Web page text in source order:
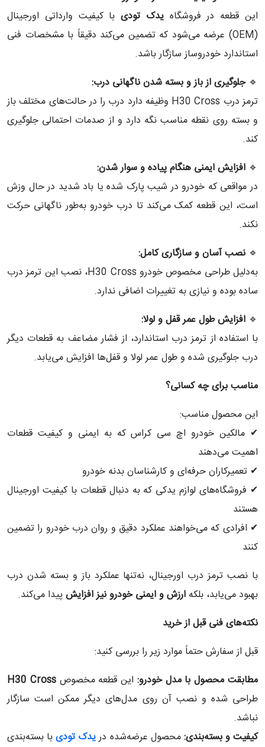
این قطعه در فروشگاهیدک تودیبا کیفیت وارداتی اورجینال
(OEM) عرضه می‌شود که تضمین می‌کند دقیقاً با مشخصات فنی
استاندارد خودروساز سازگار باشد.
🔹جلوگیری از باز و بسته شدن ناگهانی درب:
ترمز درب H30 Cross وظیفه دارد درب را در حالت‌های مختلف باز
و بسته روی نقطه مناسب نگه دارد و از صدمات احتمالی جلوگیری
کند.
🔹 افزایش ایمنی هنگام پیاده و سوار شدن:
در مواقعی که خودرو در شیب پارک شده یا باد شدید در حال وزش
است، این قطعه کمک می‌کند تا درب‌ خودرو به‌طور ناگهانی حرکت
نکند.
🔹 نصب آسان و سازگاری کامل:
به‌دلیل طراحی مخصوص خودرو H30 Cross، نصب این ترمز درب
ساده بوده و نیازی به تغییرات اضافی ندارد.
🔹 افزایش طول عمر قفل و لولا:
با استفاده از ترمز درب استاندارد، از فشار مضاعف به قطعات دیگر
درب جلوگیری شده و طول عمر لولا و قفل‌ها افزایش می‌یابد.
مناسب برای چه کسانی؟
این محصول مناسب:
✔ مالکین خودرو اچ سی کراس که به ایمنی و کیفیت قطعات
اهمیت می‌دهند
✔ تعمیرکاران حرفه‌ای و کارشناسان بدنه خودرو
✔ فروشگاه‌های لوازم یدکی که به دنبال قطعات با کیفیت اورجینال
هستند
✔ افرادی که می‌خواهند عملکرد دقیق و روان درب‌ خودرو را تضمین
کنند
با نصب ترمز درب اورجینال، نه‌تنها عملکرد باز و بسته شدن درب
بهبود می‌یابد، بلکه ارزش و ایمنی خودرو نیز افزایش پیدا می‌کند.
نکته‌های فنی قبل از خرید
قبل از سفارش حتماً موارد زیر را بررسی کنید:
مطابقت محصول با مدل خودرو: این قطعه مخصوصH30 Cross
طراحی شده و نصب آن روی مدل‌های دیگر ممکن است سازگار
نباشد.
کیفیت و بسته‌بندی:محصول عرضه‌شده دریدک تودیبا بسته‌بندی